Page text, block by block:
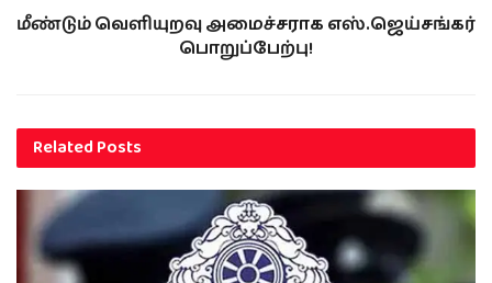
மீண்டும் வெளியுறவு அமைச்சராக எஸ்.ஜெய்சங்கர்
பொறுப்பேற்பு!
RelatedPosts